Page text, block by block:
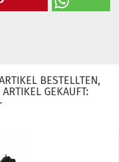
BESTELLTEN,
GEKAUFT: